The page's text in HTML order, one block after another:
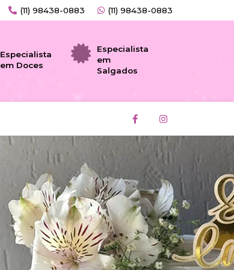
(11) 98438-0883 (11) 98438-0883
Especialista
em Doces
Especialista
em
Salgados
F
a
e
b
k
-
f
I
n
t
a
r
a
m